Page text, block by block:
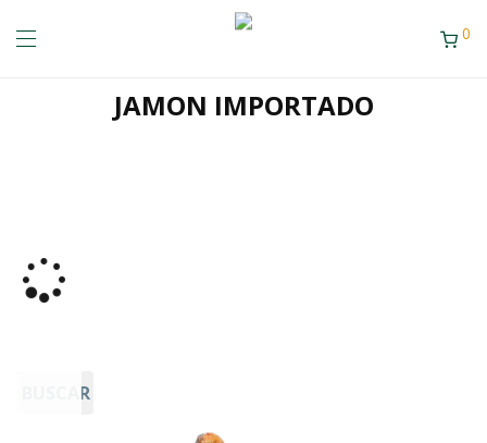
0
JAMON IMPORTADO
BUSCAR